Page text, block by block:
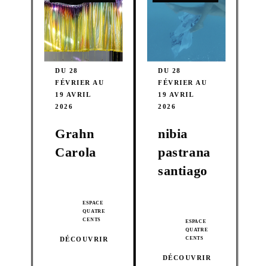
DU 28
FÉVRIER AU
19 AVRIL
2026
Grahn
Carola
ESPACE
QUATRE
CENTS
DÉCOUVRIR
DU 28
FÉVRIER AU
19 AVRIL
2026
nibia
pastrana
santiago
ESPACE
QUATRE
CENTS
DÉCOUVRIR